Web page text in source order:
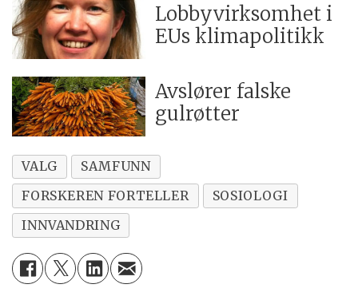
Lobbyvirksomhet i
EUs klimapolitikk
Avslører falske
gulrøtter
VALG
SAMFUNN
FORSKEREN FORTELLER
SOSIOLOGI
INNVANDRING